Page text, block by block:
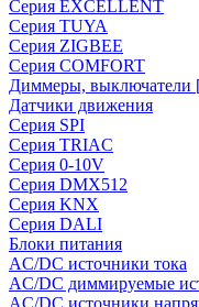
Серия EXCELLENT
Серия TUYA
Серия ZIGBEE
Серия COMFORT
Диммеры, выключатели
Датчики движения
Серия SPI
Серия TRIAC
Серия 0-10V
Серия DMX512
Серия KNX
Серия DALI
Блоки питания
AC/DC источники тока
AC/DC диммируемые
AC/DC источники